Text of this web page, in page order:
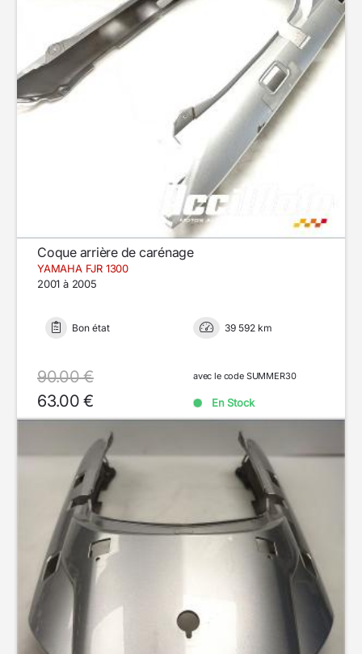
Coque arrière de carénage
YAMAHA FJR 1300
2001 à 2005
Bon état 39 592 km
90.00 €
63.00 €
avec le code SUMMER30
En Stock